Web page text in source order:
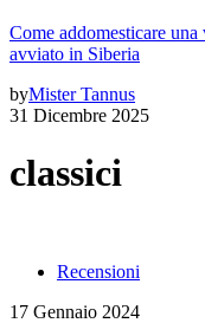
Come addomesticare
avviato in Siberia
byMister Tannus
31 Dicembre 2025
classici
Recensioni
17 Gennaio 2024